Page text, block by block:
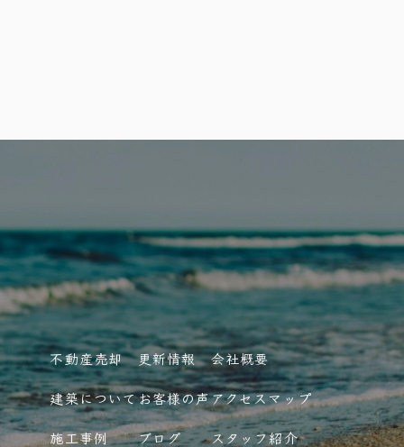
不動産売却
建築について
施工事例
更新情報
お客様の声
ブログ
会社概要
アクセスマップ
スタッフ紹介